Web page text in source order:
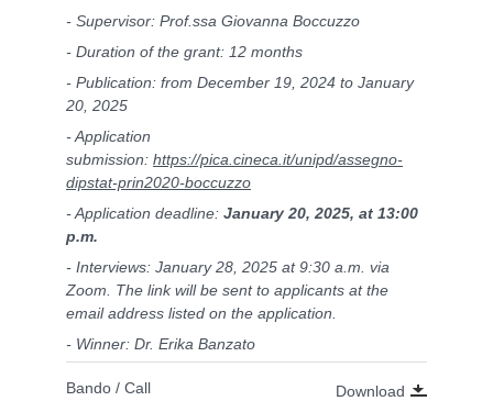
- Supervisor: Prof.ssa Giovanna Boccuzzo
- Duration of the grant: 12 months
- Publication: from December 19, 2024 to January
20, 2025
- Application
submission: https://pica.cineca.it/unipd/assegno-
dipstat-prin2020-boccuzzo
- Application deadline: January 20, 2025, at 13:00
p.m.
- Interviews: January 28, 2025 at 9:30 a.m. via
Zoom. The link will be sent to applicants at the
email address listed on the application.
- Winner: Dr. Erika Banzato
Bando / Call Download